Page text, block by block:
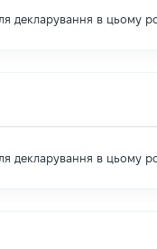
декларування в цьому
декларування в цьому